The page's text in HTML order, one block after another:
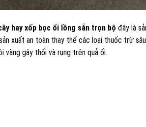
hay xốp bọc ổi lồng sẵn trọn bộ đây là
xuất an toàn thay thế các loại thuốc trừ
vàng gây thối và rụng trên quả ổi.